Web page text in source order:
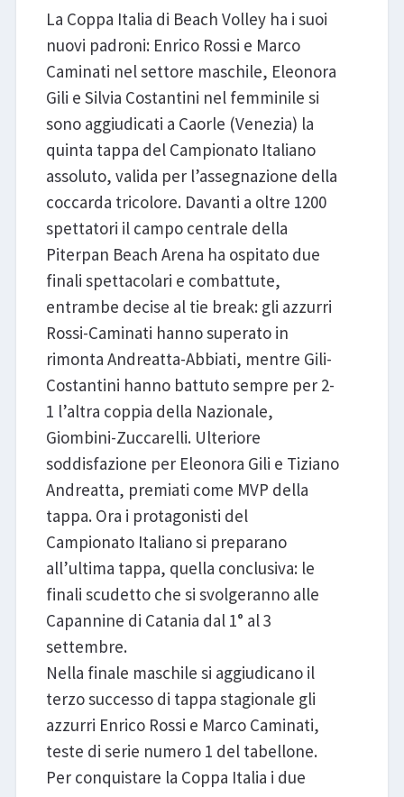
La Coppa Italia di Beach Volley ha i suoi
nuovi padroni: Enrico Rossi e Marco
Caminati nel settore maschile, Eleonora
Gili e Silvia Costantini nel femminile si
sono aggiudicati a Caorle (Venezia) la
quinta tappa del Campionato Italiano
assoluto, valida per l’assegnazione della
coccarda tricolore. Davanti a oltre 1200
spettatori il campo centrale della
Piterpan Beach Arena ha ospitato due
finali spettacolari e combattute,
entrambe decise al tie break: gli azzurri
Rossi-Caminati hanno superato in
rimonta Andreatta-Abbiati, mentre Gili-
Costantini hanno battuto sempre per 2-
1 l’altra coppia della Nazionale,
Giombini-Zuccarelli. Ulteriore
soddisfazione per Eleonora Gili e Tiziano
Andreatta, premiati come MVP della
tappa. Ora i protagonisti del
Campionato Italiano si preparano
all’ultima tappa, quella conclusiva: le
finali scudetto che si svolgeranno alle
Capannine di Catania dal 1° al 3
settembre.
Nella finale maschile si aggiudicano il
terzo successo di tappa stagionale gli
azzurri Enrico Rossi e Marco Caminati,
teste di serie numero 1 del tabellone.
Per conquistare la Coppa Italia i due